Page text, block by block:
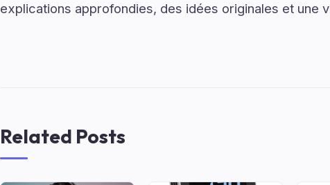
explications approfondies, des idées originales et une
Related Posts